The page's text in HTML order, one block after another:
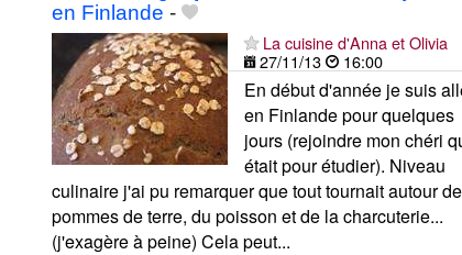
en Finlande -
La cuisine d'Anna et Olivia
27/11/13
16:00
En début d'année je suis
en Finlande pour quelques
jours (rejoindre mon chéri
était pour étudier). Niveau
culinaire j'ai pu remarquer que tout tournait autour
pommes de terre, du poisson et de la charcuterie...
(j'exagère à peine) Cela peut...